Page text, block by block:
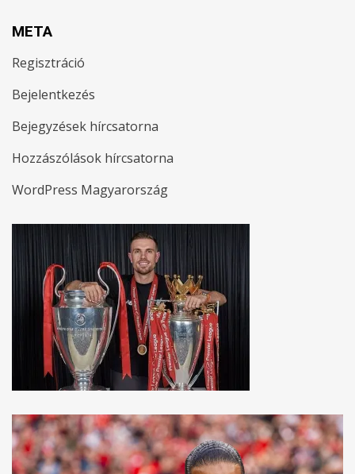
META
Regisztráció
Bejelentkezés
Bejegyzések hírcsatorna
Hozzászólások hírcsatorna
WordPress Magyarország